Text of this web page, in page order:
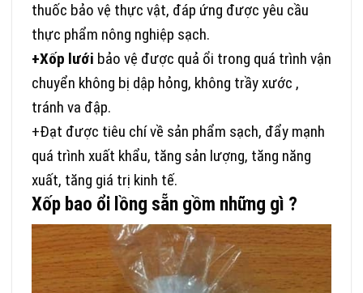
thuốc bảo vệ thực vật, đáp ứng được yêu cầu
thực phẩm nông nghiệp sạch.
+Xốp lưới bảo vệ được quả ổi trong quá trình vận
chuyển không bị dập hỏng, không trầy xước ,
tránh va đập.
+Đạt được tiêu chí về sản phẩm sạch, đẩy mạnh
quá trình xuất khẩu, tăng sản lượng, tăng năng
xuất, tăng giá trị kinh tế.
Xốp bao ổi lồng sẵn gồm những gì ?